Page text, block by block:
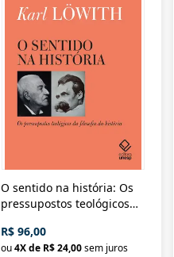
O sentido na história: Os
pressupostos teológicos
R$ 96,00
ou4X de R$ 24,00sem juros